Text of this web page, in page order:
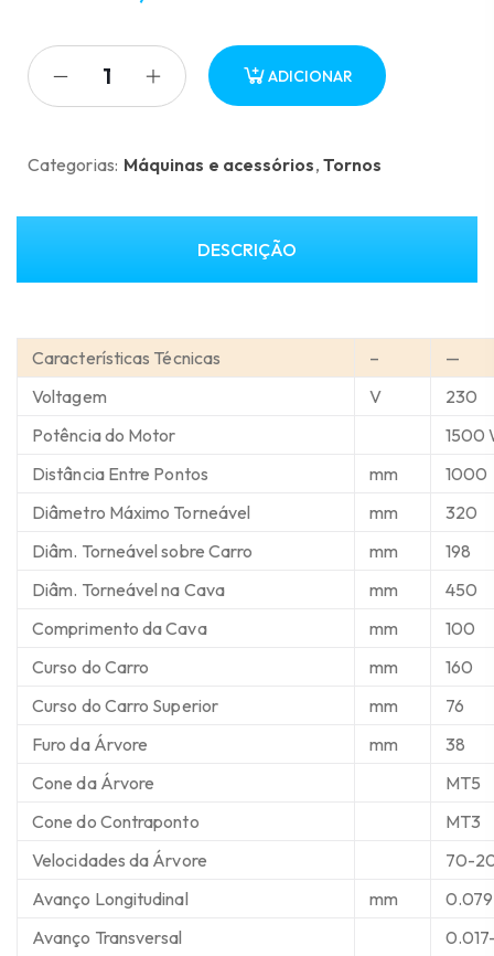
preço
original
era:
preço
atual
é:
ADICIONAR
Categorias: Máquinas e acessórios, Tornos
DESCRIÇÃO
Características Técnicas –
—
Voltagem
V
230
Potência do Motor
1500
Distância Entre Pontos
mm
1000
Diâmetro Máximo Torneável
mm
320
Diâm. Torneável sobre Carro
mm
198
Diâm. Torneável na Cava
mm
450
Comprimento da Cava
mm
100
Curso do Carro
mm
160
Curso do Carro Superior
mm
76
Furo da Árvore
mm
38
Cone da Árvore
MT5
Cone do Contraponto
MT3
Velocidades da Árvore
70-
Avanço Longitudinal
mm
Avanço Transversal